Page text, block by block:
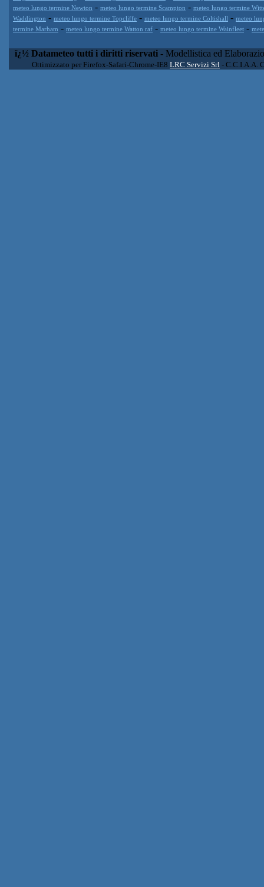
meteo lungo termine Newton - meteo lungo termine Scampton - meteo lungo termine
Waddington - meteo lungo termine Topcliffe - meteo lungo termine Coltishall - meteo
termine Marham - meteo lungo termine Watton raf - meteo lungo termine Wainfleet -
ï¿½ Datameteo tutti i diritti riservati - Modellistica ed
Ottimizzato per Firefox-Safari-Chrome-IE8 LRC Servizi Srl - C.C.I.A.A.